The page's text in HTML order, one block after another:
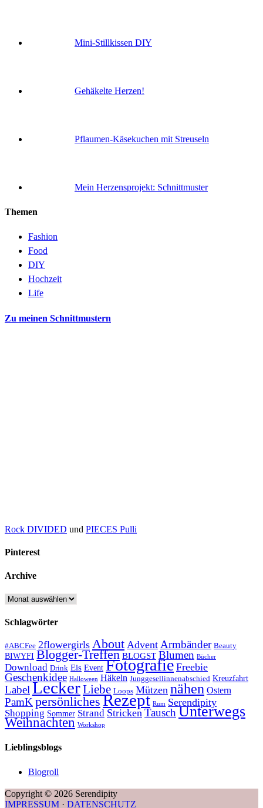
Mini-Stillkissen DIY
Gehäkelte Herzen!
Pflaumen-Käsekuchen mit Streuseln
Mein Herzensprojekt: Schnittmuster
Themen
Fashion
Food
DIY
Hochzeit
Life
Zu meinen Schnittmustern
Rock DIVIDED und PIECES Pulli
Pinterest
Archive
Archive
Schlagwörter
#ABCFee 2flowergirls About Advent Armbänder Beauty
BIWYFI Blogger-Treffen BLOGST Blumen Bücher
Download Drink Eis Event Fotografie Freebie
Geschenkidee Halloween Häkeln Junggesellinnenabschied Kreuzfahrt
LabelLeckerLiebe Loops Mützen nähen Ostern
PamKpersönliches Rezept Rum Serendipity
Shopping Sommer Strand Stricken TauschUnterwegs
Weihnachten Workshop
Lieblingsblogs
Blogroll
Copyright © 2026 Serendipity
IMPRESSUM · DATENSCHUTZ